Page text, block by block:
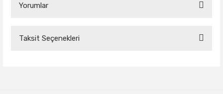
Yorumlar
Taksit Seçenekleri